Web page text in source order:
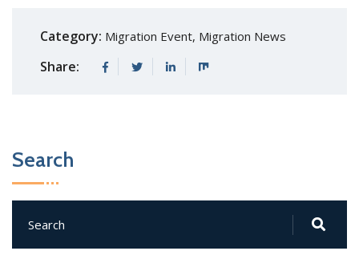
Category: Migration Event, Migration News
Share:
Search